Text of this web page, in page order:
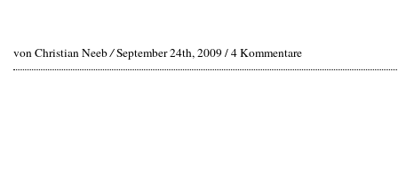
von Christian Neeb/September 24th, 2009 /4 Kommentare